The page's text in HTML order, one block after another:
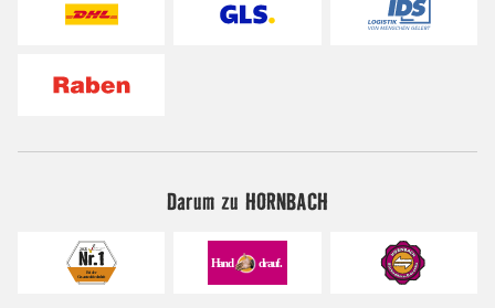
Darum zu HORNBACH